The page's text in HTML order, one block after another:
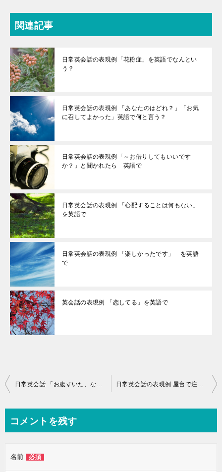
関連記事
日常英会話の表現例「花粉症」を英語でなんとい
う？
日常英会話の表現例 「あなたのはどれ？」「お気
に召してよかった」英語で何と言う？
日常英会話の表現例「～お借りしてもいいです
か？」と聞かれたら 英語で
日常英会話の表現例 「心配することは何もない」
を英語で
日常英会話の表現例 「楽しかったです」 を英語
で
英会話の表現例 「恋してる」を英語で
投
ビ
ー
日常英会話 「お腹すいた、なにか食べよう」 日常英会話の表現例 屋台で注文する時
コメントを残す
名前 必須